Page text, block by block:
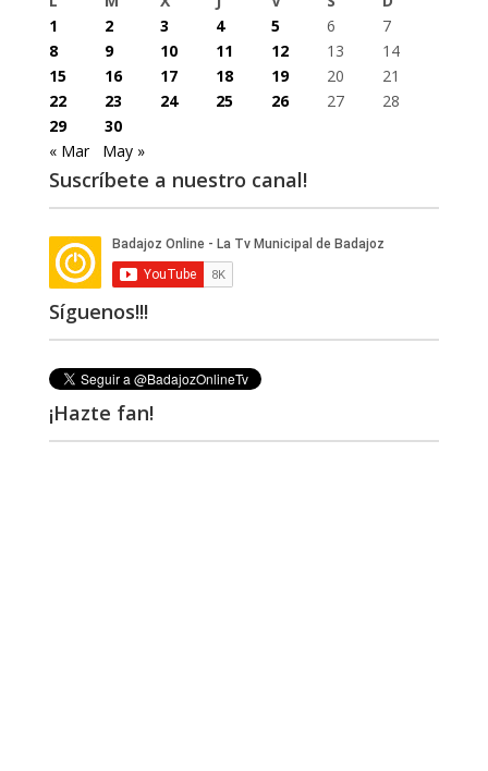
1
2 3 4 5 6
7
8
9 10 11 12 13
14
15
16 17 18 19 20
21
22
23 24 25 26 27
28
29
30
« Mar
May »
Suscríbete a nuestro canal!
Síguenos!!!
¡Hazte fan!